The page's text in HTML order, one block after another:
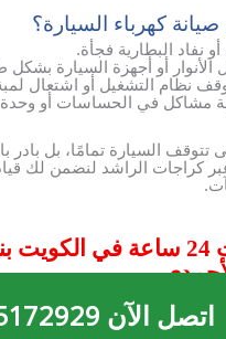
كهرباء السيارة؟
نفاد البطارية فجأة.
الأنوار أو أجهزة السيارة بشكل
نظام التشغيل أو اشتعال
مشاكل في الحساسات أو وحدة
تتوقف السيارة تمامًا، بل بادر
عبر كراجات الراشد لنضمن لك
صيانة سيارات 24 ساعة في
تتوقف ولا يمكن توقعها
تعتمد حياتنا على التنقل
اتصل الآن 55172929